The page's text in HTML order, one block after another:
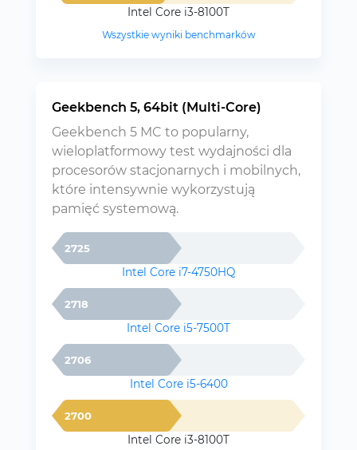
Intel Core i3-8100T
Wszystkie wyniki benchmarków
Geekbench 5, 64bit (Multi-Core)
Geekbench 5 MC to popularny,
wieloplatformowy test wydajności dla
procesorów stacjonarnych i mobilnych,
które intensywnie wykorzystują
pamięć systemową.
2725
Intel Core i7-4750HQ
2718
Intel Core i5-7500T
2706
Intel Core i5-6400
2700
Intel Core i3-8100T